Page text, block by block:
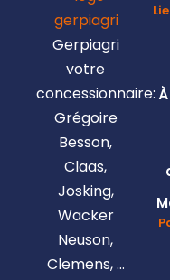
Gerpiagri
votre
concessionnaire:
Grégoire
Besson,
Claas,
Josking,
Wacker
Neuson,
Clemens, …